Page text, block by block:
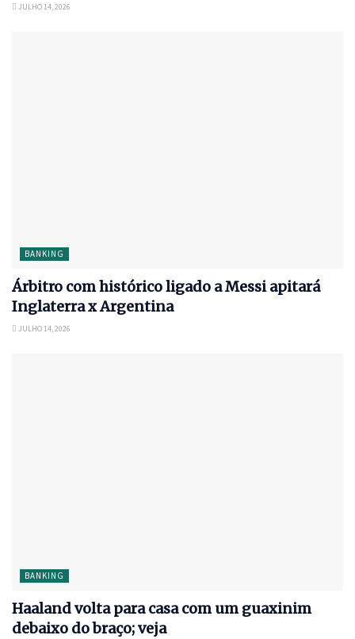
JULHO 14, 2026
BANKING
Árbitro com histórico ligado a Messi apitará
Inglaterra x Argentina
JULHO 14, 2026
BANKING
Haaland volta para casa com um guaxinim
debaixo do braço; veja